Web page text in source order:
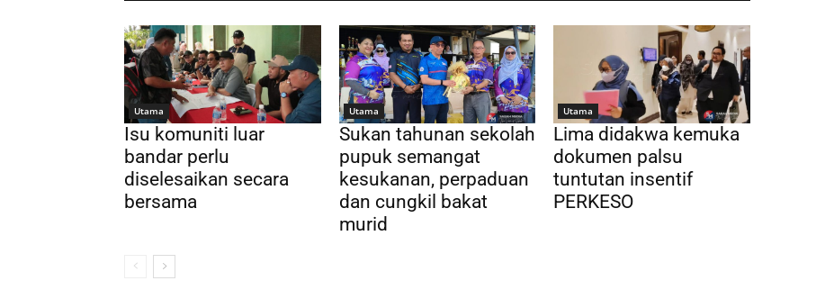
Utama
Isu komuniti luar
bandar perlu
diselesaikan secara
bersama
Utama
Sukan tahunan sekolah
pupuk semangat
kesukanan, perpaduan
dan cungkil bakat
murid
Utama
Lima didakwa kemuka
dokumen palsu
tuntutan insentif
PERKESO